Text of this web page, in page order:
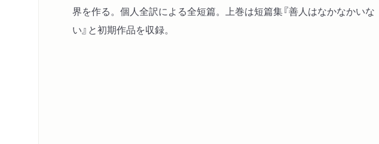
界を作る。個人全訳による全短篇。上巻は短篇集『善人はなかなかいな
い』と初期作品を収録。